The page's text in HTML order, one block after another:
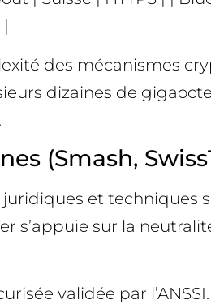
des mécanismes
dizaines de
(Smash,
et techniques
s’appuie sur la
validée par